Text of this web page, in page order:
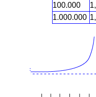
100.000
1.000.000